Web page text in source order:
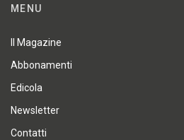
MENU
Il Magazine
Abbonamenti
Edicola
Newsletter
Contatti